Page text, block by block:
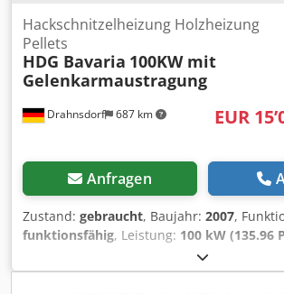
Drahnsdorf 687 km
Hackschnitzelheizung Holzheizung
Pellets
HDG Bavaria 100KW mit
Gelenkarmaustragung
EUR
Anfragen
Zustand: gebraucht, Baujahr: 2007,
funktionsfähig, Leistung: 100 kW (135.96
100 kW (135.96 PS)
kW (135.96 PS), Nennleistung:100 kW